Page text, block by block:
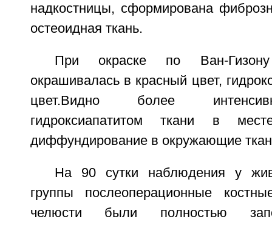
надкостницы, сформирована
остеоидная ткань.
При окраске по Ван-
окрашивалась в красный цвет,
цвет.Видно более
гидроксиапатитом ткани в
диффундирование в окружающие
На 90 сутки наблюдения у
группы послеоперационные
челюсти были полностью